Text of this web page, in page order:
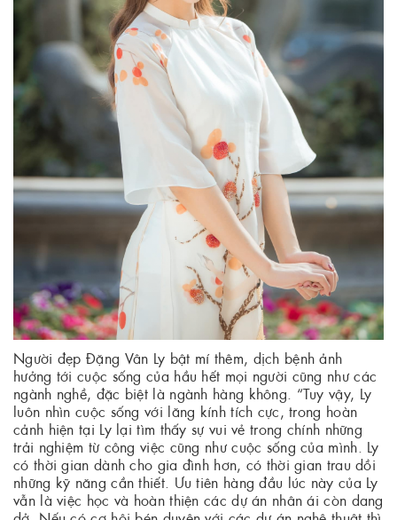
Người đẹp Đặng Vân Ly bật mí thêm, dịch bệnh ảnh
hưởng tới cuộc sống của hầu hết mọi người cũng như các
ngành nghề, đặc biệt là ngành hàng không. “Tuy vậy, Ly
luôn nhìn cuộc sống với lăng kính tích cực, trong hoàn
cảnh hiện tại Ly lại tìm thấy sự vui vẻ trong chính những
trải nghiệm từ công việc cũng như cuộc sống của mình. Ly
có thời gian dành cho gia đình hơn, có thời gian trau dồi
những kỹ năng cần thiết. Ưu tiên hàng đầu lúc này của Ly
vẫn là việc học và hoàn thiện các dự án nhân ái còn dang